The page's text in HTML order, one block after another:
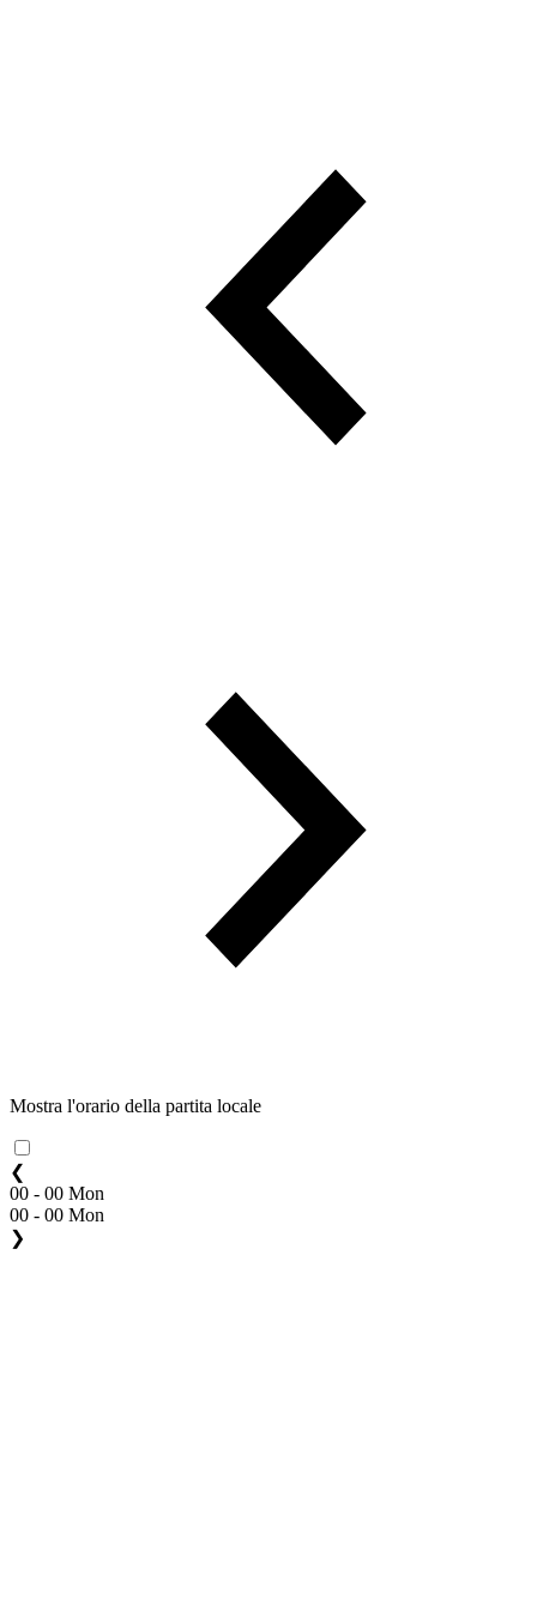
Mostra l'orario della partita locale
❮
00 - 00 Mon
00 - 00 Mon
❯